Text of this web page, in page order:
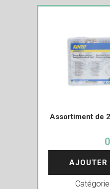
Assortiment de
AJOUTER